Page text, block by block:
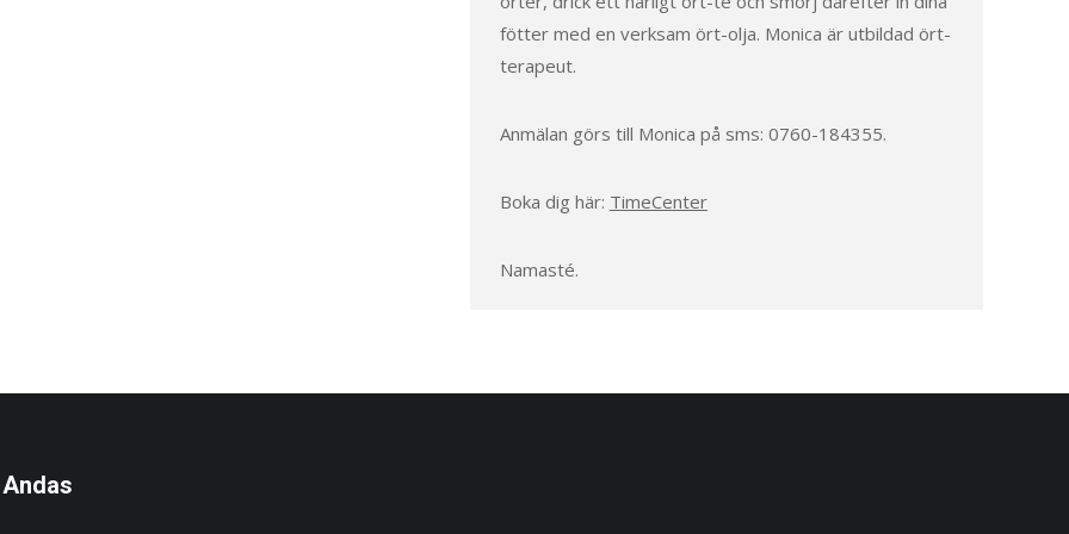
fötter med en verksam ört-olja. Monica är utbildad ört-
terapeut.
Anmälan görs till Monica på sms: 0760-184355.
Boka dig här: TimeCenter
Namasté.